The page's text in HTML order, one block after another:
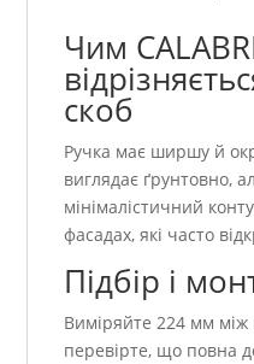
Чим
скоб
Ручка має ширшу й
виглядає ґрунтовно,
мінімалістичний
фасадах, які часто
Підбір і
Виміряйте 224 мм між
перевірте, що повна